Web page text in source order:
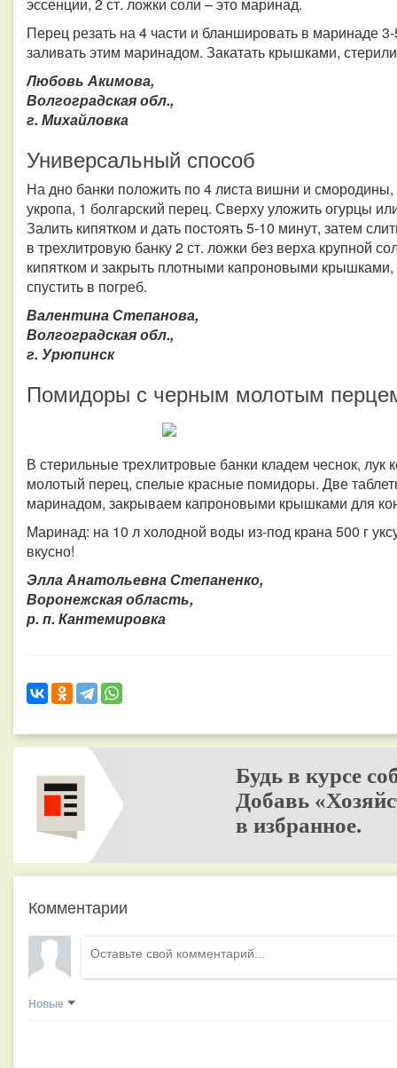
Перец резать на 4 части и бланшировать в маринаде
заливать этим маринадом. Закатать крышками,
Любовь Акимова,
Волгоградская обл.,
г. Михайловка
Универсальный способ
На дно банки положить по 4 листа вишни и смородины,
укропа, 1 болгарский перец. Сверху уложить огурцы
Залить кипятком и дать постоять 5-10 минут, затем
в трехлитровую банку 2 ст. ложки без верха крупной
кипятком и закрыть плотными капроновыми крышками,
спустить в погреб.
Валентина Степанова,
Волгоградская обл.,
г. Урюпинск
Помидоры с черным молотым
В стерильные трехлитровые банки кладем чеснок,
молотый перец, спелые красные помидоры. Две
маринадом, закрываем капроновыми крышками для
Маринад: на 10 л холодной воды из-под крана 500 г
вкусно!
Элла Анатольевна Степаненко,
Воронежская область,
р. п. Кантемировка
Будь в курсе
Добавь
в избранное.
Комментарии
Новые